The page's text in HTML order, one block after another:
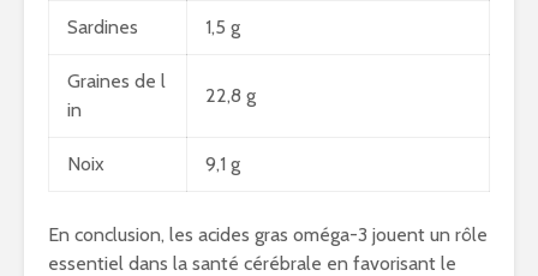
Sardines 1,5 g
Graines de l
in
22,8 g
Noix 9,1 g
En conclusion, les acides gras oméga-3 jouent un rôle
essentiel dans la santé cérébrale en favorisant le